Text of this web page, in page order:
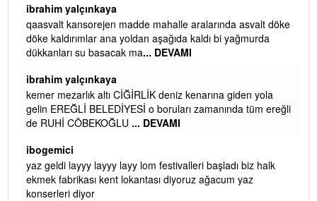
ibrahim yalçınkaya
qaasvalt kansorejen madde mahalle aralarında asvalt döke
döke kaldırımlar ana yoldan aşağıda kaldı bi yağmurda
dükkanları su basacak ma... DEVAMI
ibrahim yalçınkaya
kemer mezarlık altı CİĞİRLİK deniz kenarına giden yola
gelin EREĞLİ BELEDİYESİ o boruları zamanında tüm ereğli
de RUHİ CÖBEKOĞLU ... DEVAMI
ibogemici
yaz geldi layyy layyy layy lom festivalleri başladı biz halk
ekmek fabrikası kent lokantası diyoruz ağacum yaz
konserleri diyor